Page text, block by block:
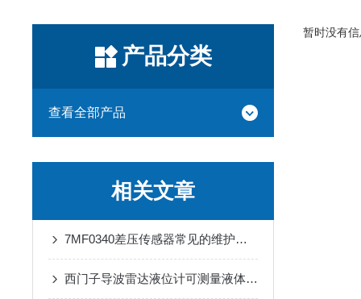
产品分类
查看全部产品
相关文章
7MF0340差压传感器常见的维护与调试方法
西门子导波雷达液位计可测量液体、浆状物和固体介质的液位
暂时没有